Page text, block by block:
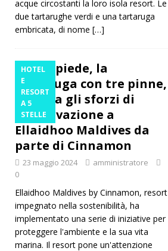
Maldives
[ 21
2025 ]
Friday a
Dhawa
Ihuru 2025
acque circostanti la loro isola resort. Le
due tartarughe verdi e una tartaruga
embricata, di nome […]
HOTEL
E
RESORT
A 5
STELLE
Treppiede, la
tartaruga con tre pinne,
stimola gli sforzi di
conservazione a
Ellaidhoo Maldives da
parte di Cinnamon
23 maggio 2024
amministratore
0
Ellaidhoo Maldives by Cinnamon, resort
impegnato nella sostenibilità, ha
implementato una serie di iniziative per
proteggere l'ambiente e la sua vita
marina. Il resort pone un'attenzione